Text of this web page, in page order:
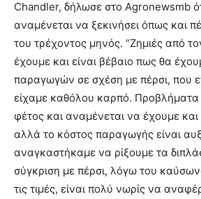
Chandler, δήλωσε στο Agronewsmb
αναμένεται να ξεκινήσει όπως και
του τρέχοντος μηνός. “Ζημιές από
έχουμε και είναι βέβαιο πως θα
παραγωγών σε σχέση με πέρσι, που
είχαμε καθόλου καρπό. Προβλήματα
φέτος και αναμένεται να έχουμε
αλλά το κόστος παραγωγής είναι
αναγκαστήκαμε να ρίξουμε τα
σύγκριση με πέρσι, λόγω του
τις τιμές, είναι πολύ νωρίς να